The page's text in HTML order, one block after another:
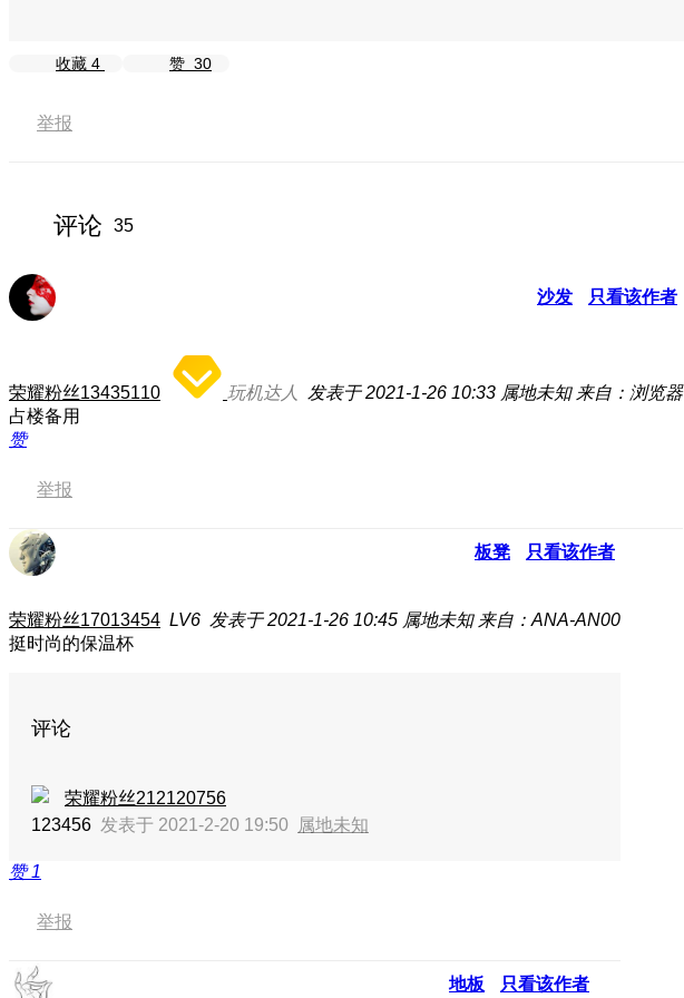
收藏 4 赞 30
举报
评论 35
沙发 只看该作者
荣耀粉丝13435110 玩机达人 发表于 2021-1-26 10:33 属地未知 来自：浏览器
占楼备用
赞
举报
板凳 只看该作者
荣耀粉丝17013454 LV6 发表于 2021-1-26 10:45 属地未知 来自：ANA-AN00
挺时尚的保温杯
评论
荣耀粉丝212120756
123456 发表于 2021-2-20 19:50 属地未知
赞1
举报
地板 只看该作者